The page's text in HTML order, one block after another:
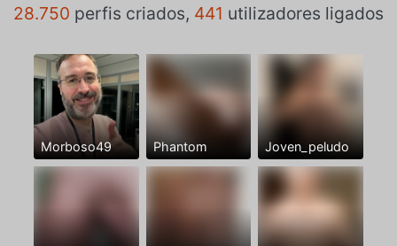
28.750 perfis criados, 441 utilizadores ligados
Morboso49 Phantom Joven_peludo